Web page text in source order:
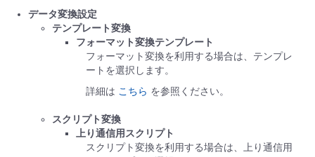
データ変換設定
テンプレート変換
フォーマット変換テンプレート
フォーマット変換を利用する場合は、テンプレ
ートを選択します。
詳細は こちら を参照ください。
スクリプト変換
上り通信用スクリプト
スクリプト変換を利用する場合は、上り通信用